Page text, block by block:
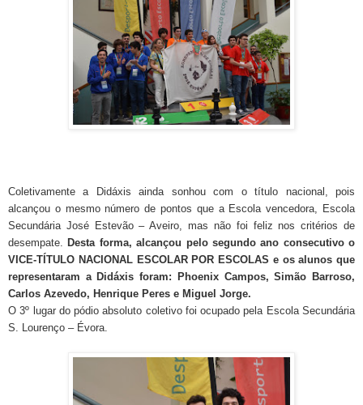
Coletivamente a Didáxis ainda sonhou com o título nacional, pois
alcançou o mesmo número de pontos que a Escola vencedora,
Escola
Secundária José Estevão – Aveiro, mas não foi feliz nos critérios de
desempate.
Desta forma, alcançou pelo segundo ano consecutivo o
VICE-TÍTULO NACIONAL ESCOLAR POR ESCOLAS e os alunos que
representaram a Didáxis foram: Phoenix Campos, Simão Barroso,
Carlos Azevedo, Henrique Peres e Miguel Jorge.
O 3º lugar do pódio absoluto coletivo foi ocupado pela Escola Secundária
S. Lourenço – Évora.